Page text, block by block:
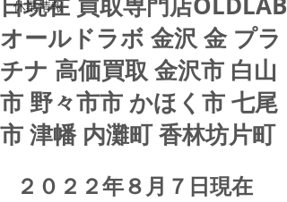
休業情報
オールドラボ 金沢 金 プラ
チナ 高価買取 金沢市 白山
市 野々市市 かほく市 七尾
市 津幡 内灘町 香林坊片町
２０２２年８月７日現在